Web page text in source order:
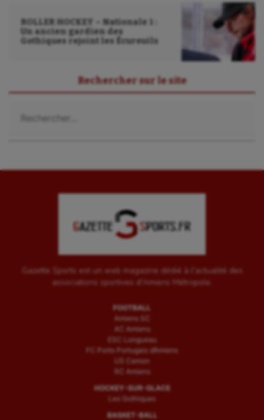
ROLLER HOCKEY – Nationale 1 :
Un ancien gardien des
Gothiques rejoint les Écureuils
Rechercher sur le site
Gazette Sports est un web magazine dédié à l'actualité des
associations sportives d'Amiens Métropole.
FOOTBALL
Amiens SC
AC Amiens
ESC Longueau
FC Porto Portugais d’Amiens
US Camon
RC Amiens
HOCKEY-SUR-GLACE
Les Gothiques
BASKET-BALL